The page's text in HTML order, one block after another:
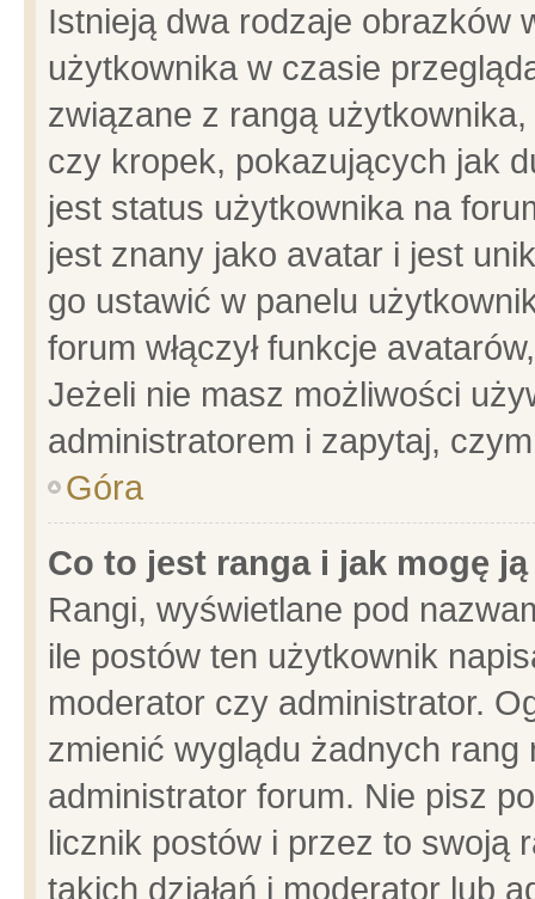
Istnieją dwa rodzaje obrazków
użytkownika w czasie
związane z rangą
czy kropek, pokazujących jak
jest status użytkownika na
jest znany jako avatar i jest
go ustawić w panelu
forum włączył funkcje
Jeżeli nie masz możliwości
administratorem i zapytaj,
Góra
Co to jest ranga i jak mogę
Rangi, wyświetlane pod
ile postów ten użytkownik
moderator czy administrator.
zmienić wyglądu żadnych
administrator forum. Nie pisz
licznik postów i przez to swoją
takich działań i moderator lub